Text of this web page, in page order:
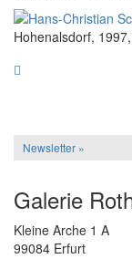
Hohenalsdorf,
Newsletter »
Galerie
Kleine Arche 1 A
99084 Erfurt